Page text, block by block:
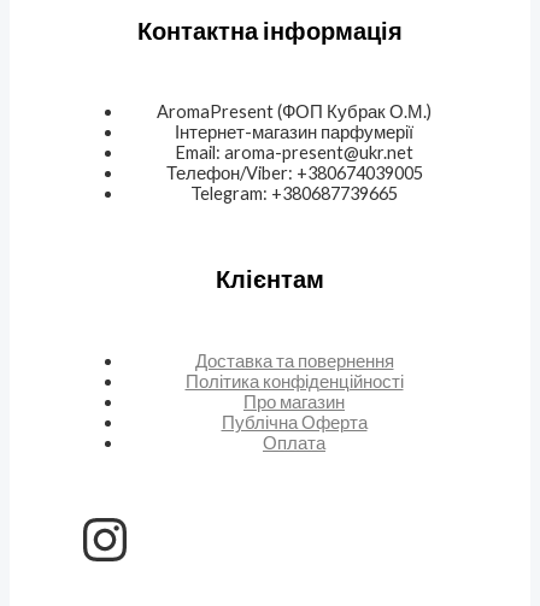
Контактна інформація
AromaPresent (ФОП Кубрак О.М.)
Інтернет-магазин парфумерії
Email: aroma-present@ukr.net
Телефон/Viber: +380674039005
Telegram: +380687739665
Клієнтам
Доставка та повернення
Політика конфіденційності
Про магазин
Публічна Оферта
Оплата